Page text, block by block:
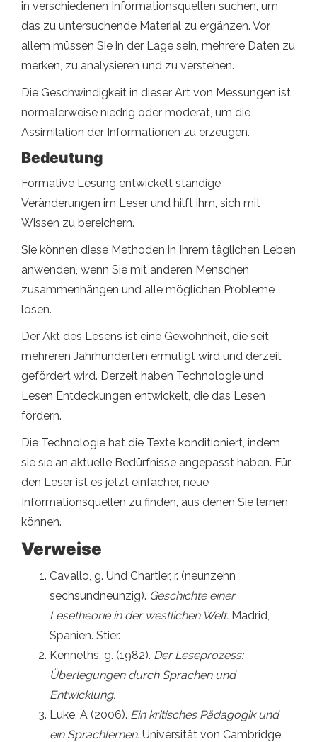
in verschiedenen Informationsquellen suchen, um
das zu untersuchende Material zu ergänzen. Vor
allem müssen Sie in der Lage sein, mehrere Daten zu
merken, zu analysieren und zu verstehen.
Die Geschwindigkeit in dieser Art von Messungen ist
normalerweise niedrig oder moderat, um die
Assimilation der Informationen zu erzeugen.
Bedeutung
Formative Lesung entwickelt ständige
Veränderungen im Leser und hilft ihm, sich mit
Wissen zu bereichern.
Sie können diese Methoden in Ihrem täglichen Leben
anwenden, wenn Sie mit anderen Menschen
zusammenhängen und alle möglichen Probleme
lösen.
Der Akt des Lesens ist eine Gewohnheit, die seit
mehreren Jahrhunderten ermutigt wird und derzeit
gefördert wird. Derzeit haben Technologie und
Lesen Entdeckungen entwickelt, die das Lesen
fördern.
Die Technologie hat die Texte konditioniert, indem
sie sie an aktuelle Bedürfnisse angepasst haben. Für
den Leser ist es jetzt einfacher, neue
Informationsquellen zu finden, aus denen Sie lernen
können.
Verweise
Cavallo, g. Und Chartier, r. (neunzehn
sechsundneunzig). Geschichte einer
Lesetheorie in der westlichen Welt. Madrid,
Spanien. Stier.
Kenneths, g. (1982). Der Leseprozess:
Überlegungen durch Sprachen und
Entwicklung.
Luke, A (2006). Ein kritisches Pädagogik und
ein Sprachlernen. Universität von Cambridge.